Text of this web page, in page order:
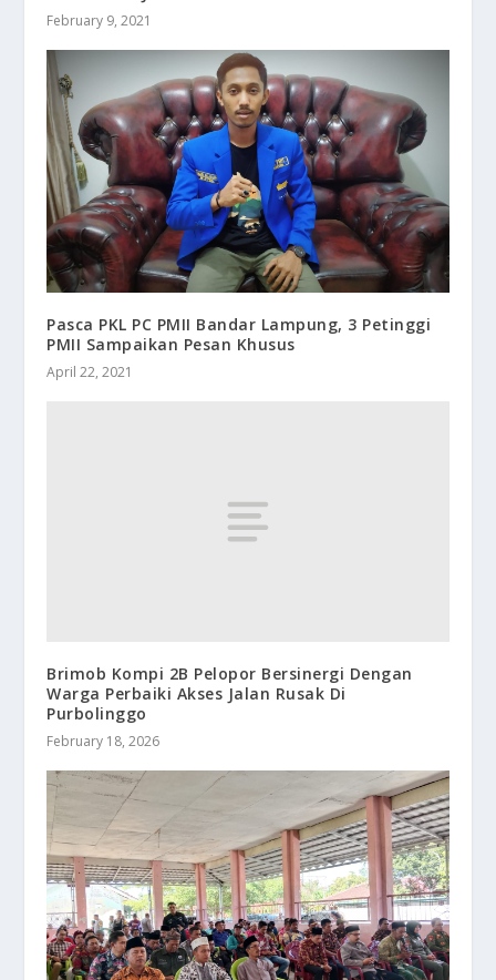
February 9, 2021
Pasca PKL PC PMII Bandar Lampung, 3 Petinggi
PMII Sampaikan Pesan Khusus
April 22, 2021
Brimob Kompi 2B Pelopor Bersinergi Dengan
Warga Perbaiki Akses Jalan Rusak Di
Purbolinggo
February 18, 2026